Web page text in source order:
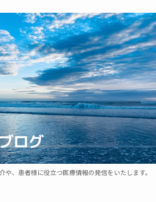
や、患者様に役立つ医療情報の発信をいたします。